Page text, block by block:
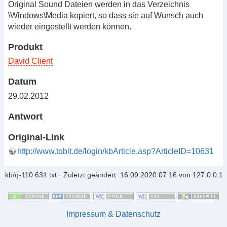
Original Sound Dateien werden in das Verzeichnis
\Windows\Media kopiert, so dass sie auf Wunsch auch
wieder eingestellt werden können.
Produkt
David Client
Datum
29.02.2012
Antwort
Original-Link
http://www.tobit.de/login/kbArticle.asp?ArticleID=10631
kb/q-110.631.txt · Zuletzt geändert: 16.09.2020 07:16 von 127.0.0.1
Impressum & Datenschutz